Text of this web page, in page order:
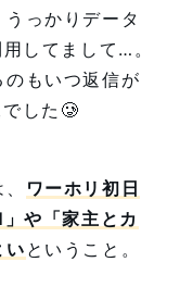
っかりデータ
してまして…。
もいつ返信が
した🥲
ワーホリ初日
や「家主とカ
い ということ。